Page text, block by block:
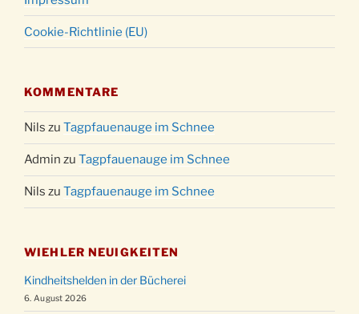
Cookie-Richtlinie (EU)
KOMMENTARE
Nils zu Tagpfauenauge im Schnee
Admin zu Tagpfauenauge im Schnee
Nils zu Tagpfauenauge im Schnee
WIEHLER NEUIGKEITEN
Kindheitshelden in der Bücherei
6. August 2026